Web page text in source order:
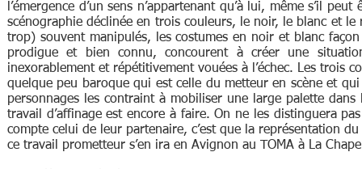
l’émergence d’un sens n’appartenant qu’à lui, même s’il
scénographie déclinée en trois couleurs, le noir, le blanc et
trop) souvent manipulés, les costumes en noir et blanc
prodigue et bien connu, concourent à créer une
inexorablement et répétitivement vouées à l’échec. Les trois
quelque peu baroque qui est celle du metteur en scène et
personnages les contraint à mobiliser une large palette
travail d’affinage est encore à faire. On ne les distinguera
compte celui de leur partenaire, c’est que la représentation
ce travail prometteur s’en ira en Avignon au TOMA à La